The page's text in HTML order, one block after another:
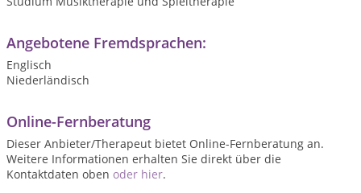
Angebotene Fremdsprachen:
Englisch
Niederländisch
Online-Fernberatung
Dieser Anbieter/Therapeut bietet Online-Fernberatung an.
Weitere Informationen erhalten Sie direkt über die
Kontaktdaten oben oder hier.